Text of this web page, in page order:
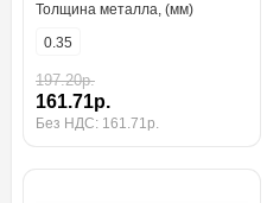
Толщина металла, (мм)
0.35
197.20р.
161.71р.
Без НДС: 161.71р.